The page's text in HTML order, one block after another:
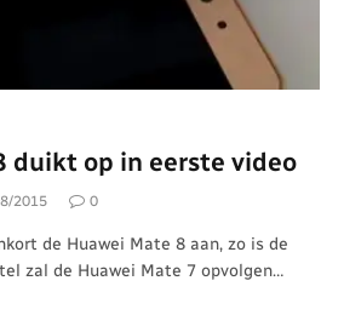
duikt op in eerste video
2015 0
de Huawei Mate 8 aan, zo is de
zal de Huawei Mate 7 opvolgen…